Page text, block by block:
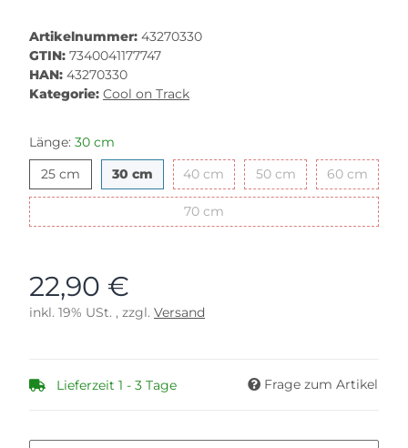
Artikelnummer: 43270330
GTIN: 7340041177747
HAN: 43270330
Kategorie: Cool on Track
Länge: 30 cm
25 cm25 cm30 cm30 cm40 cm 40 cm50 cm50 cm60 cm 60 cm
70 cm
22,90 €
inkl. 19% USt. , zzgl. Versand
Lieferzeit 1 - 3 Tage Frage zum Artikel